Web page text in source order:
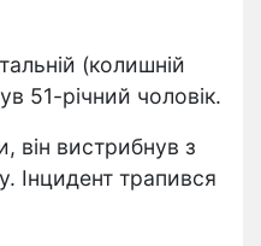
(колишній
51-річний чоловік.
він вистрибнув з
Інцидент трапився